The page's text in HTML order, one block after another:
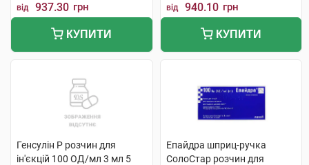
від 937.30 грн
КУПИТИ
від 940.10 грн
КУПИТИ
Генсулін Р розчин для
ін'єкцій 100 ОД/мл 3 мл 5
Епайдра шприц-ручка
СолоСтар розчин для